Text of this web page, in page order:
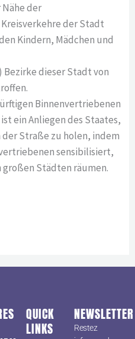
der
der Stadt
Kindern, Mädchen und
Bezirke dieser Stadt von
Binnenvertriebenen
ein Anliegen des Staates,
Straße zu holen, indem
sensibilisiert,
Städten räumen.
QUICK
LINKS
NEWSLETTER
Restez